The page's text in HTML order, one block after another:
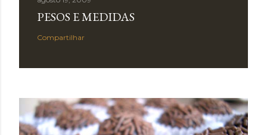
PESOS E MEDIDAS
Compartilhar